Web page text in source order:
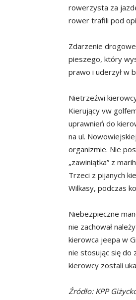
rowerzysta za
rower trafili pod
Zdarzenie
pieszego, który
prawo i uderzył w
Nietrzeźwi
Kierujący vw
uprawnień do
na ul.
organizmie. Nie
„zawiniątka” z
Trzeci z pijanych
Wilkasy, podczas
Niebezpieczne
nie zachował
kierowca jeepa w
nie stosując się do
kierowcy zostali
Źródło: KPP